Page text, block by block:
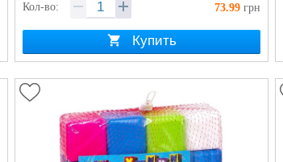
Кол-во: 73.99 грн
Купить